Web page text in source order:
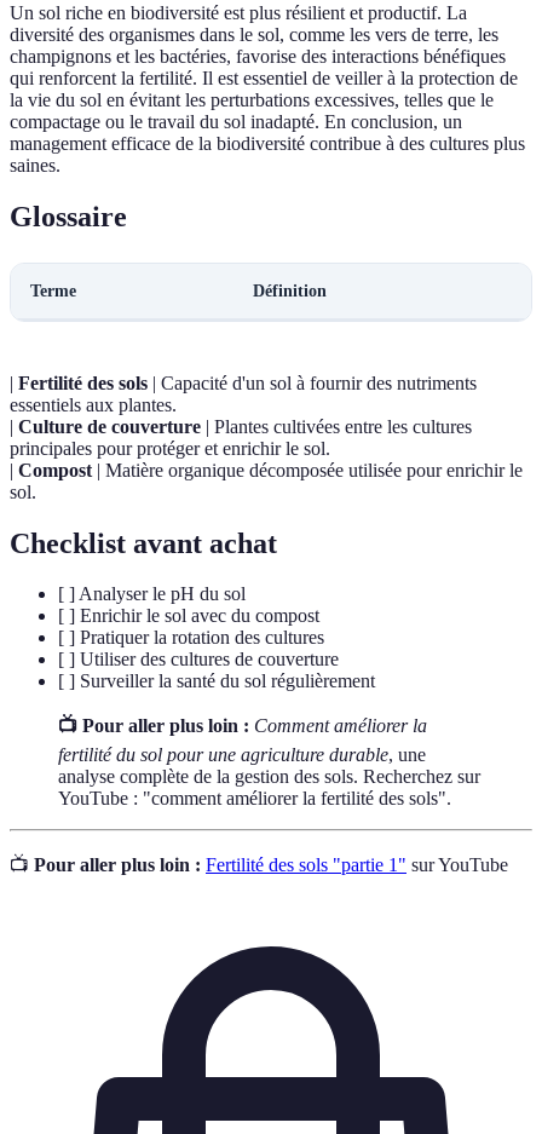
Un sol riche en biodiversité est plus résilient et productif. La
diversité des organismes dans le sol, comme les vers de terre, les
champignons et les bactéries, favorise des interactions bénéfiques
qui renforcent la fertilité. Il est essentiel de veiller à la protection de
la vie du sol en évitant les perturbations excessives, telles que le
compactage ou le travail du sol inadapté. En conclusion, un
management efficace de la biodiversité contribue à des cultures plus
saines.
Glossaire
Terme Définition
| Fertilité des sols | Capacité d'un sol à fournir des nutriments
essentiels aux plantes.
| Culture de couverture | Plantes cultivées entre les cultures
principales pour protéger et enrichir le sol.
| Compost | Matière organique décomposée utilisée pour enrichir le
sol.
Checklist avant achat
[ ] Analyser le pH du sol
[ ] Enrichir le sol avec du compost
[ ] Pratiquer la rotation des cultures
[ ] Utiliser des cultures de couverture
[ ] Surveiller la santé du sol régulièrement
📺 Pour aller plus loin : Comment améliorer la
fertilité du sol pour une agriculture durable, une
analyse complète de la gestion des sols. Recherchez sur
YouTube : "comment améliorer la fertilité des sols".
📺 Pour aller plus loin : Fertilité des sols "partie 1" sur YouTube